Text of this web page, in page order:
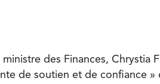
des Finances, Chrystia
de soutien et de confiance